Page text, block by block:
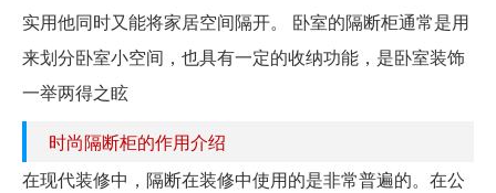
实用他同时又能将家居空间隔开。 卧室的隔断柜通常是用
来划分卧室小空间，也具有一定的收纳功能，是卧室装饰
一举两得之眩
时尚隔断柜的作用介绍
在现代装修中，隔断在装修中使用的是非常普遍的。在公